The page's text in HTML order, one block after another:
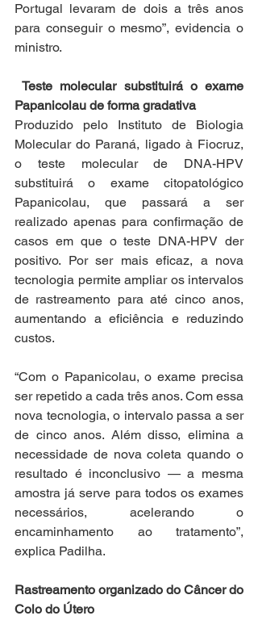
Portugal levaram de dois a três anos
para conseguir o mesmo”, evidencia o
ministro.
Teste molecular substituirá o exame
Papanicolau de forma gradativa
Produzido pelo Instituto de Biologia
Molecular do Paraná, ligado à Fiocruz,
o teste molecular de DNA-HPV
substituirá o exame citopatológico
Papanicolau, que passará a ser
realizado apenas para confirmação de
casos em que o teste DNA-HPV der
positivo. Por ser mais eficaz, a nova
tecnologia permite ampliar os intervalos
de rastreamento para até cinco anos,
aumentando a eficiência e reduzindo
custos.
“Com o Papanicolau, o exame precisa
ser repetido a cada três anos. Com essa
nova tecnologia, o intervalo passa a ser
de cinco anos. Além disso, elimina a
necessidade de nova coleta quando o
resultado é inconclusivo — a mesma
amostra já serve para todos os exames
necessários, acelerando o
encaminhamento ao tratamento”,
explica Padilha.
Rastreamento organizado do Câncer do
Colo do Útero